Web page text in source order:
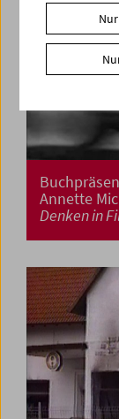
Annette
Denken in